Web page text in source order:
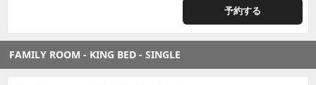
予約する
FAMILY ROOM - KING BED - SINGLE